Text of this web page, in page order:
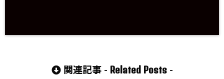
関連記事 - Related Posts-